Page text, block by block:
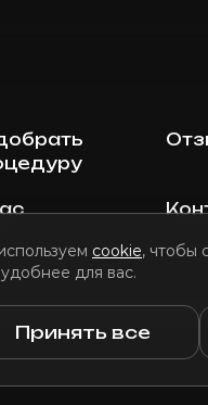
cookie, чтобы
для вас.
Принять все
использования